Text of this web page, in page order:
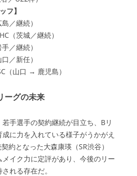
フ】
／継続）
（茨城／継続）
／継続）
／新任）
（山口 → 鹿児島）
ーグの未来
手選手の契約継続が目立ち、Bリ
に力を入れている様子がうかがえ
約となった大森康瑛（SR渋谷）
イク力に定評があり、今後のリー
れる存在だ。